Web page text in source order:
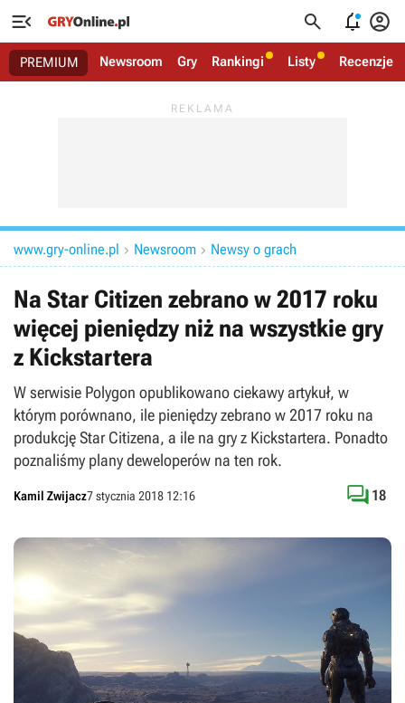
   
PREMIUM Newsroom Gry Rankingi Listy Recenzje
www.gry-online.pl  Newsroom  Newsy o grach
Na Star Citizen zebrano w 2017 roku
więcej pieniędzy niż na wszystkie gry
z Kickstartera
W serwisie Polygon opublikowano ciekawy artykuł, w
którym porównano, ile pieniędzy zebrano w 2017 roku na
produkcję Star Citizena, a ile na gry z Kickstartera. Ponadto
poznaliśmy plany deweloperów na ten rok.
Kamil Zwijacz7 stycznia 2018 12:16  18